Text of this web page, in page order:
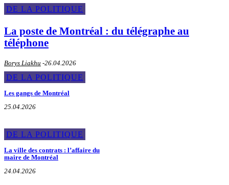
DE LA POLITIQUE
La poste de Montréal : du télégraphe au
téléphone
Borys Liakhu -26.04.2026
DE LA POLITIQUE
Les gangs de Montréal
25.04.2026
DE LA POLITIQUE
La ville des contrats : l’affaire du
maire de Montréal
24.04.2026